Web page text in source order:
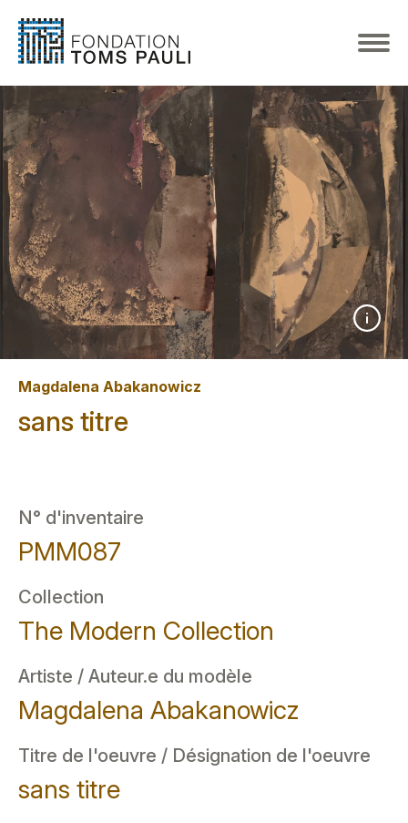
Magdalena Abakanowicz
sans titre
N° d'inventaire
PMM087
Collection
The Modern Collection
Artiste / Auteur.e du modèle
Magdalena Abakanowicz
Titre de l'oeuvre / Désignation de l'oeuvre
sans titre